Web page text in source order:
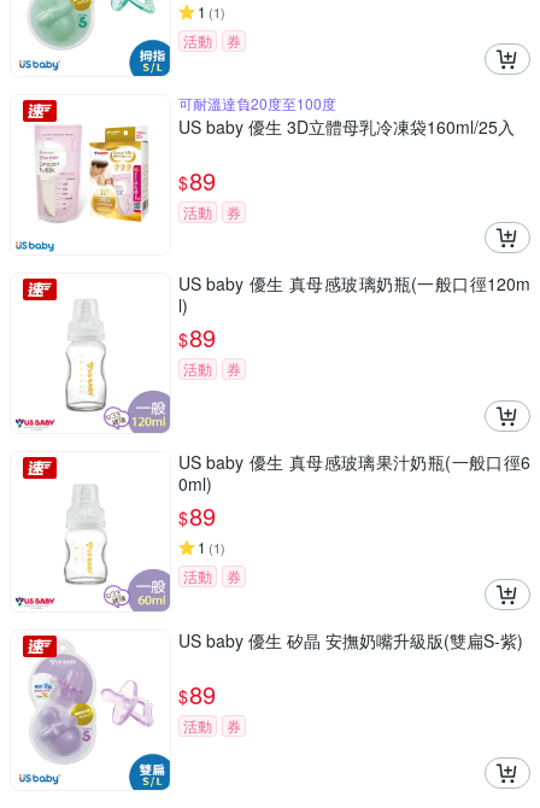
1 (1)
活動 券
可耐溫達負20度至100度
US baby 優生 3D立體母乳冷凍袋160ml/25入
$89
活動 券
US baby 優生 真母感玻璃奶瓶(一般口徑120m
l)
$89
活動 券
US baby 優生 真母感玻璃果汁奶瓶(一般口徑6
0ml)
$89
1 (1)
活動 券
US baby 優生 矽晶 安撫奶嘴升級版(雙扁S-紫)
$89
活動 券